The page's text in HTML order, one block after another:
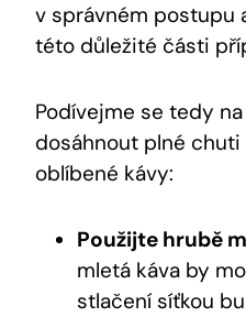
v správném postupu
této důležité části
Podívejme se tedy
dosáhnout plné chuti
oblíbené kávy:
Použijte hrubě
mletá káva by
stlačení síťkou